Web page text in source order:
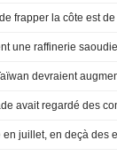
frapper la côte est
juillet, en deçà des